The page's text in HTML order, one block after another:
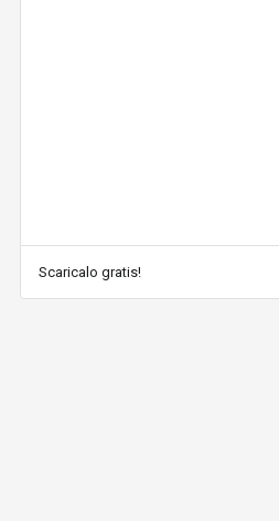
Scaricalo gratis!